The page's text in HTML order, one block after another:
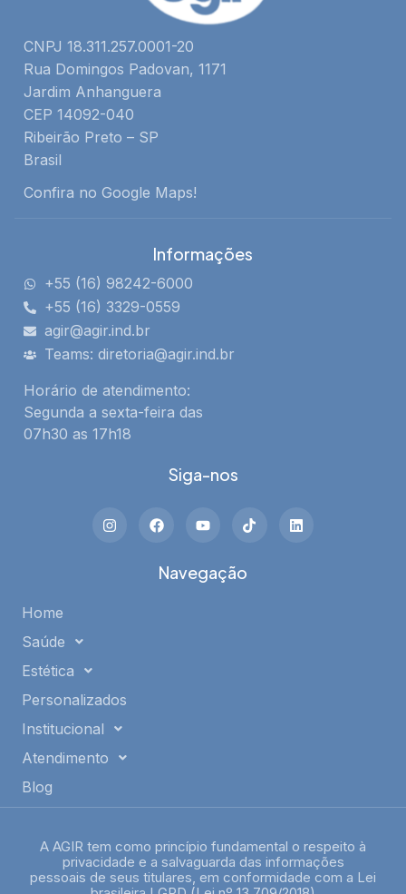
CNPJ 18.311.257.0001-20
Rua Domingos Padovan, 1171
Jardim Anhanguera
CEP 14092-040
Ribeirão Preto – SP
Brasil
Confira no Google Maps!
Informações
+55 (16) 98242-6000
+55 (16) 3329-0559
agir@agir.ind.br
Teams: diretoria@agir.ind.br
Horário de atendimento:
Segunda a sexta-feira das
07h30 as 17h18
Siga-nos
Navegação
Home
Saúde
Estética
Personalizados
Institucional
Atendimento
Blog
A AGIR tem como princípio fundamental o respeito à
privacidade e a salvaguarda das informações
pessoais de seus titulares, em conformidade com a Lei